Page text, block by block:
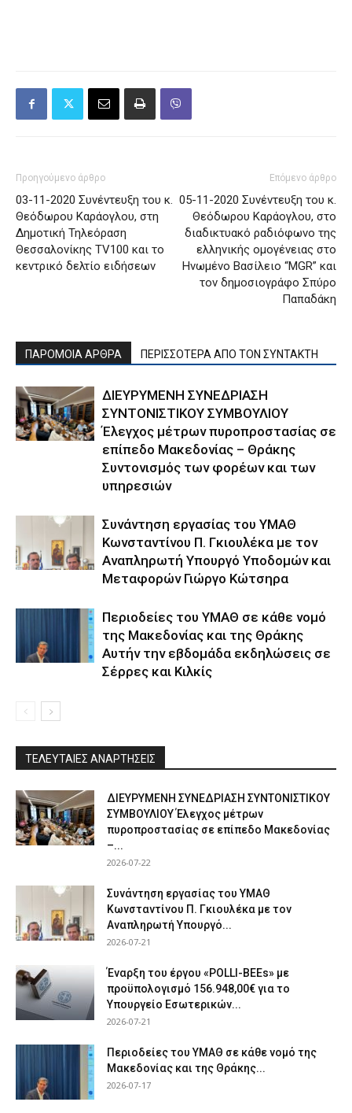
Προηγούμενο άρθρο
03-11-2020 Συνέντευξη του κ.
Θεόδωρου Καράογλου, στη
Δημοτική Τηλεόραση
Θεσσαλονίκης TV100 και το
κεντρικό δελτίο ειδήσεων
Επόμενο άρθρο
05-11-2020 Συνέντευξη του κ.
Θεόδωρου Καράογλου, στο
διαδικτυακό ραδιόφωνο της
ελληνικής ομογένειας στο
Ηνωμένο Βασίλειο “MGR” και
τον δημοσιογράφο Σπύρο
Παπαδάκη
ΠΑΡΟΜΟΙΑ ΑΡΘΡΑ ΠΕΡΙΣΣΟΤΕΡΑ ΑΠΟ ΤΟΝ ΣΥΝΤΑΚΤΗ
ΔΙΕΥΡΥΜΕΝΗ ΣΥΝΕΔΡΙΑΣΗ
ΣΥΝΤΟΝΙΣΤΙΚΟΥ ΣΥΜΒΟΥΛΙΟΥ
Έλεγχος μέτρων πυροπροστασίας σε
επίπεδο Μακεδονίας – Θράκης
Συντονισμός των φορέων και των
υπηρεσιών
Συνάντηση εργασίας του ΥΜΑΘ
Κωνσταντίνου Π. Γκιουλέκα με τον
Αναπληρωτή Υπουργό Υποδομών και
Μεταφορών Γιώργο Κώτσηρα
Περιοδείες του ΥΜΑΘ σε κάθε νομό
της Μακεδονίας και της Θράκης
Αυτήν την εβδομάδα εκδηλώσεις σε
Σέρρες και Κιλκίς
ΤΕΛΕΥΤΑΙΕΣ ΑΝΑΡΤΗΣΕΙΣ
ΔΙΕΥΡΥΜΕΝΗ ΣΥΝΕΔΡΙΑΣΗ ΣΥΝΤΟΝΙΣΤΙΚΟΥ
ΣΥΜΒΟΥΛΙΟΥ Έλεγχος μέτρων
πυροπροστασίας σε επίπεδο Μακεδονίας
–...
2026-07-22
Συνάντηση εργασίας του ΥΜΑΘ
Κωνσταντίνου Π. Γκιουλέκα με τον
Αναπληρωτή Υπουργό...
2026-07-21
Έναρξη του έργου «POLLI-BEEs» με
προϋπολογισμό 156.948,00€ για το
Υπουργείο Εσωτερικών...
2026-07-21
Περιοδείες του ΥΜΑΘ σε κάθε νομό της
Μακεδονίας και της Θράκης...
2026-07-17